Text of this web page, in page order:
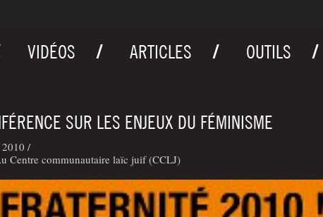
VIDÉOS ARTICLES OUTILS
SUR LES ENJEUX DU FÉMINISME
/
Centre communautaire laïc juif (CCLJ)